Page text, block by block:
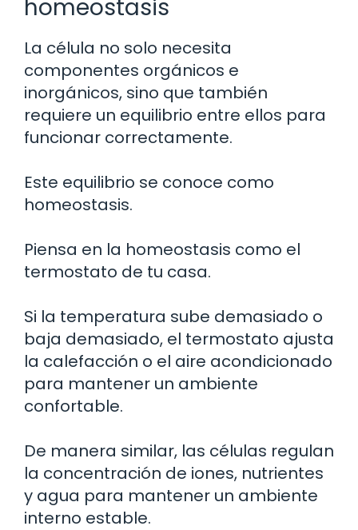
homeostasis
La célula no solo necesita
componentes orgánicos e
inorgánicos, sino que también
requiere un equilibrio entre ellos para
funcionar correctamente.
Este equilibrio se conoce como
homeostasis.
Piensa en la homeostasis como el
termostato de tu casa.
Si la temperatura sube demasiado o
baja demasiado, el termostato ajusta
la calefacción o el aire acondicionado
para mantener un ambiente
confortable.
De manera similar, las células regulan
la concentración de iones, nutrientes
y agua para mantener un ambiente
interno estable.